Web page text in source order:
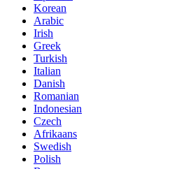
Korean
Arabic
Irish
Greek
Turkish
Italian
Danish
Romanian
Indonesian
Czech
Afrikaans
Swedish
Polish